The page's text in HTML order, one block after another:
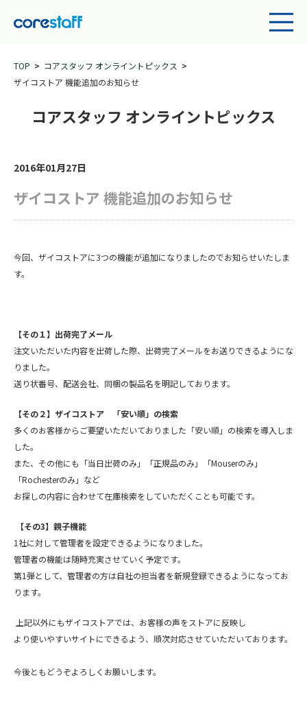
TOP
コアスタッフ オンライントピックス
ザイコストア 機能追加のお知らせ
コアスタッフ オンライントピックス
2016年01月27日
ザイコストア 機能追加のお知らせ
今回、ザイコストアに3つの機能が追加になりましたのでお知らせいたしま
す。
【その１】出荷完了メール
注文いただいた内容を出荷した際、出荷完了メールをお送りできるようにな
りました。
送り状番号、配送会社、同梱の製品名を明記しております。
【その２】ザイコストア 「安い順」の検索
多くのお客様からご要望いただいておりました「安い順」の検索を導入しま
した。
また、その他にも「当日出荷のみ」「正規品のみ」「Mouserのみ」
「Rochesterのみ」など
お探しの内容に合わせて在庫検索をしていただくことも可能です。
【その3】親子機能
1社に対して管理者を設定できるようになりました。
管理者の機能は随時充実させていく予定です。
第1弾として、管理者の方は自社の担当者を新規登録できるようになってお
ります。
上記以外にもザイコストアでは、お客様の声をストアに反映し
より使いやすいサイトにできるよう、順次対応させていただいております。
今後ともどうぞよろしくお願いします。